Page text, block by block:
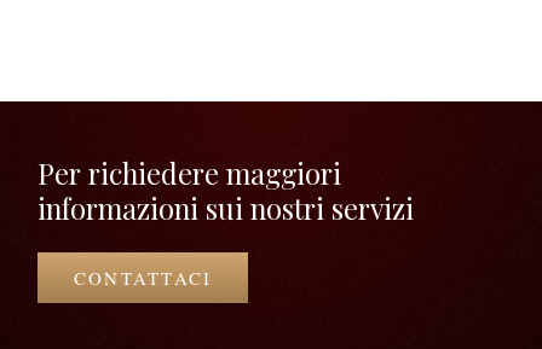
Per richiedere maggiori
informazioni sui nostri servizi
CONTATTACI